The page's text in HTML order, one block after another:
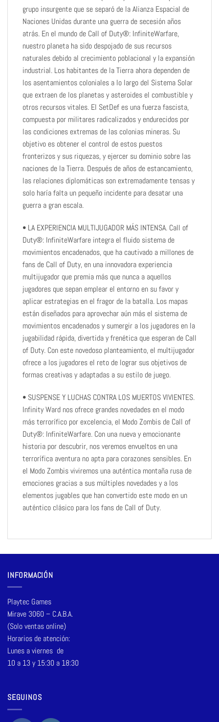
grupo insurgente que se separó de la Alianza Espacial de
Naciones Unidas durante una guerra de secesión años
atrás. En el mundo de Call of Duty®: InfiniteWarfare,
nuestro planeta ha sido despojado de sus recursos
naturales debido al crecimiento poblacional y la expansión
industrial. Los habitantes de la Tierra ahora dependen de
los asentamientos coloniales a lo largo del Sistema Solar
que extraen de los planetas y asteroides el combustible y
otros recursos vitales. El SetDef es una fuerza fascista,
compuesta por militares radicalizados y endurecidos por
las condiciones extremas de las colonias mineras. Su
objetivo es obtener el control de estos puestos
fronterizos y sus riquezas, y ejercer su dominio sobre las
naciones de la Tierra. Después de años de estancamiento,
las relaciones diplomáticas son extremadamente tensas y
solo haría falta un pequeño incidente para desatar una
guerra a gran escala.
• LA EXPERIENCIA MULTIJUGADOR MÁS INTENSA. Call of
Duty®: InfiniteWarfare integra el fluido sistema de
movimientos encadenados, que ha cautivado a millones de
fans de Call of Duty, en una innovadora experiencia
multijugador que premia más que nunca a aquellos
jugadores que sepan emplear el entorno en su favor y
aplicar estrategias en el fragor de la batalla. Los mapas
están diseñados para aprovechar aún más el sistema de
movimientos encadenados y sumergir a los jugadores en la
jugabilidad rápida, divertida y frenética que esperan de Call
of Duty. Con este novedoso planteamiento, el multijugador
ofrece a los jugadores el reto de lograr sus objetivos de
formas creativas y adaptadas a su estilo de juego.
• SUSPENSE Y LUCHAS CONTRA LOS MUERTOS VIVIENTES.
Infinity Ward nos ofrece grandes novedades en el modo
más terrorífico por excelencia, el Modo Zombis de Call of
Duty®: InfiniteWarfare. Con una nueva y emocionante
historia por descubrir, nos veremos envueltos en una
terrorífica aventura no apta para corazones sensibles. En
el Modo Zombis viviremos una auténtica montaña rusa de
emociones gracias a sus múltiples novedades y a los
elementos jugables que han convertido este modo en un
auténtico clásico para los fans de Call of Duty.
INFORMACIÓN
Playtec Games
Mirave 3060 – C.A.B.A.
(Solo ventas online)
Horarios de atención:
Lunes a viernes de
10 a 13 y 15:30 a 18:30
SEGUINOS